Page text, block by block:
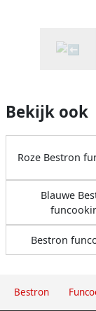
Bestron
Bekijk ook
Roze Bestron
Blauwe
Bestron